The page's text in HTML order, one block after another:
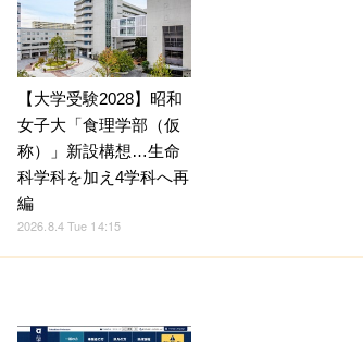
【大学受験2028】昭和
女子大「食理学部（仮
称）」新設構想…生命
科学科を加え4学科へ再
編
2026.8.4 Tue 14:15